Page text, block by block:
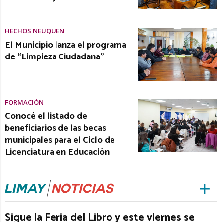
HECHOS NEUQUÉN
El Municipio lanza el programa
de “Limpieza Ciudadana”
FORMACIÓN
Conocé el listado de
beneficiarios de las becas
municipales para el Ciclo de
Licenciatura en Educación
Sigue la Feria del Libro y este viernes se